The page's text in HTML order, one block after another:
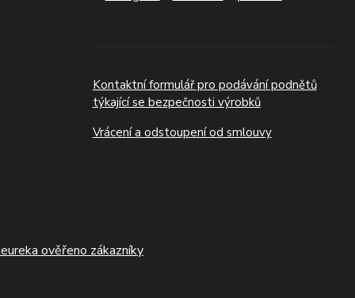
Kontaktní formulář pro podávání podnětů
týkající se bezpečnosti výrobků
Vrácení a odstoupení od smlouvy